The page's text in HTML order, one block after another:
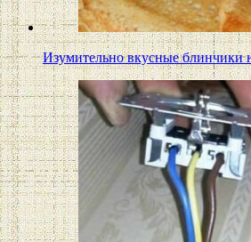
Изумительно вкусные блинчики